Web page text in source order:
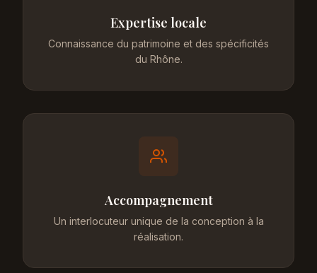
Expertise locale
Connaissance du patrimoine et des spécificités
du Rhône.
Accompagnement
Un interlocuteur unique de la conception à la
réalisation.